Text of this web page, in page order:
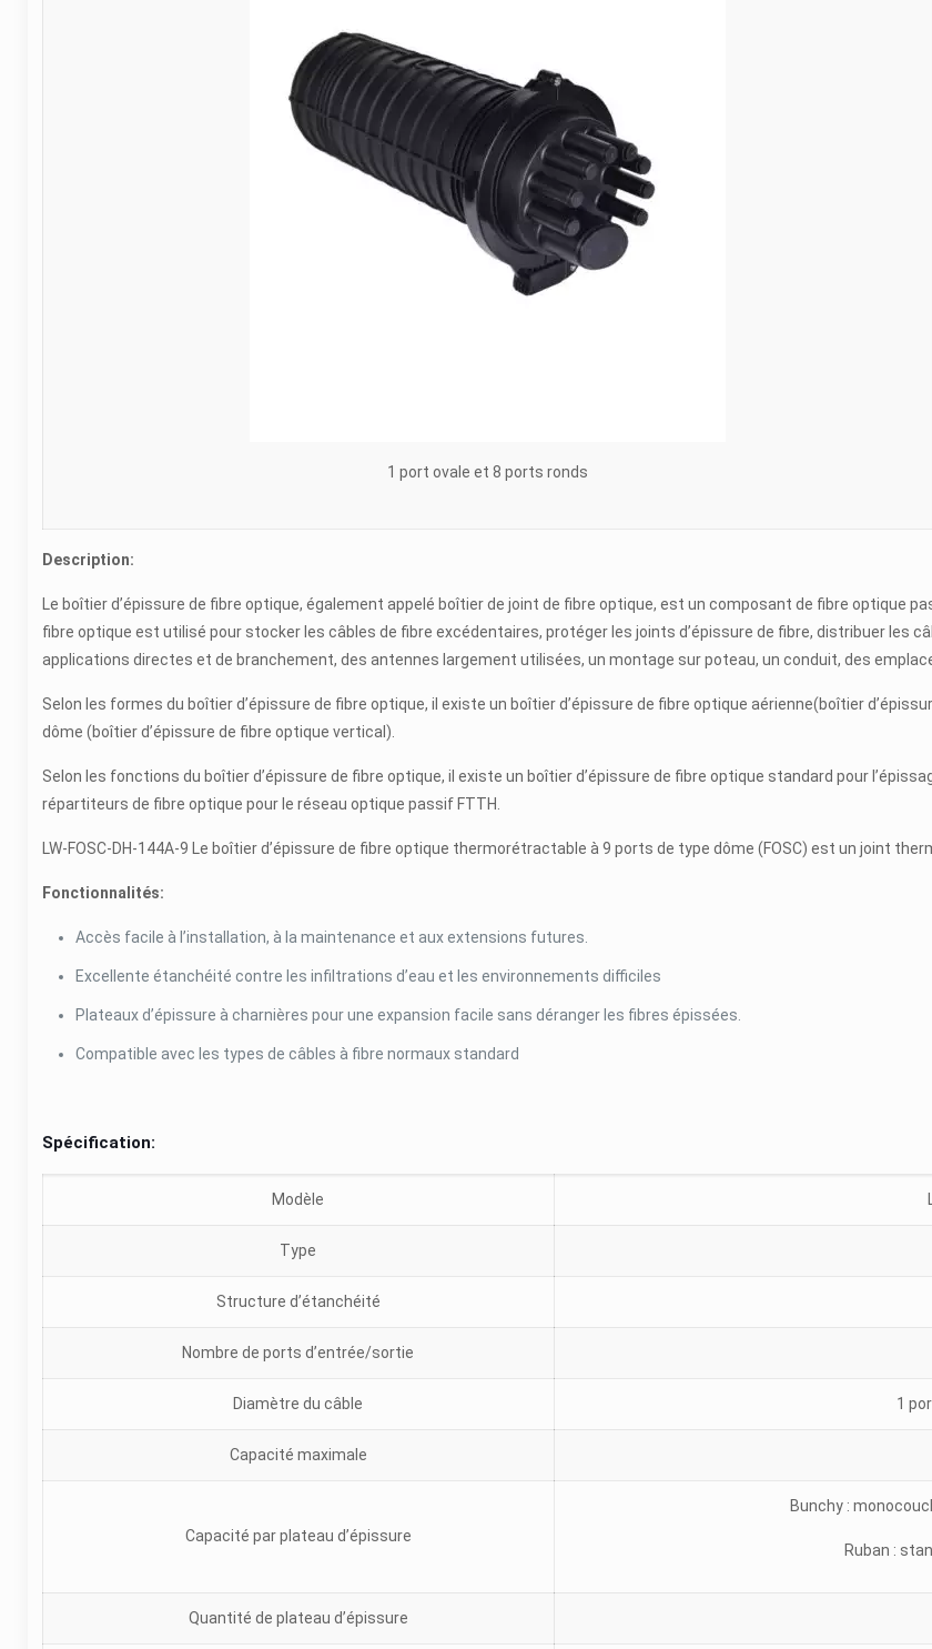
1 port ovale et 8 ports ronds
Description:
Le boîtier d’épissure de fibre optique, également appelé boîtier de joint de fibre optique, est un composant de fibre optique
fibre optique est utilisé pour stocker les câbles de fibre excédentaires, protéger les joints d’épissure de fibre, distribuer les
applications directes et de branchement, des antennes largement utilisées, un montage sur poteau, un conduit, des
Selon les formes du boîtier d’épissure de fibre optique, il existe un boîtier d’épissure de fibre optique aérienne(boîtier
dôme (boîtier d’épissure de fibre optique vertical).
Selon les fonctions du boîtier d’épissure de fibre optique, il existe un boîtier d’épissure de fibre optique standard pour
répartiteurs de fibre optique pour le réseau optique passif FTTH.
LW-FOSC-DH-144A-9 Le boîtier d’épissure de fibre optique thermorétractable à 9 ports de type dôme (FOSC) est un joint
Fonctionnalités:
Accès facile à l’installation, à la maintenance et aux extensions futures.
Excellente étanchéité contre les infiltrations d’eau et les environnements difficiles
Plateaux d’épissure à charnières pour une expansion facile sans déranger les fibres épissées.
Compatible avec les types de câbles à fibre normaux standard
Spécification:
Modèle
Type
Structure d’étanchéité
Nombre de ports d’entrée/sortie
Diamètre du câble 1
Capacité maximale
Capacité par plateau d’épissure
Bunchy :
Ruban :
Quantité de plateau d’épissure